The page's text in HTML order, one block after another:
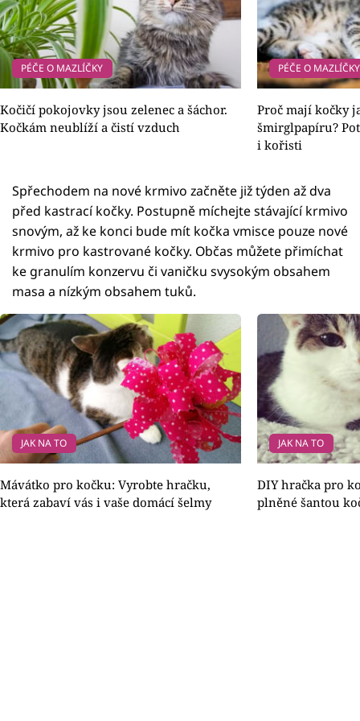
PÉČE O MAZLÍČKY
Kočičí pokojovky jsou zelenec a šáchor.
Kočkám neublíží a čistí vzduch
PÉČE O MAZLÍČKY
Proč mají kočky
šmirglpapíru?
i kořisti
Spřechodem na nové krmivo začněte již týden až dva
před kastrací kočky. Postupně míchejte stávající krmivo
snovým, až ke konci bude mít kočka vmisce pouze nové
krmivo pro kastrované kočky. Občas můžete přimíchat
ke granulím konzervu či vaničku svysokým obsahem
masa a nízkým obsahem tuků.
JAK NA TO
Mávátko pro kočku: Vyrobte hračku,
která zabaví vás i vaše domácí šelmy
JAK NA TO
DIY hračka pro
plněné šantou